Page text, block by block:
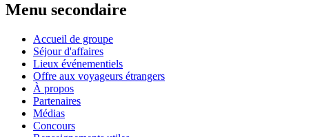
Menu secondaire
Accueil de groupe
Séjour d'affaires
Lieux événementiels
Offre aux voyageurs étrangers
À propos
Partenaires
Médias
Concours